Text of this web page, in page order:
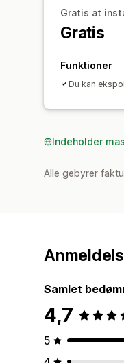
Gratis at
Gratis
Funktioner
Du kan
Indeholder
Alle gebyrer
Samlet
4,7
5